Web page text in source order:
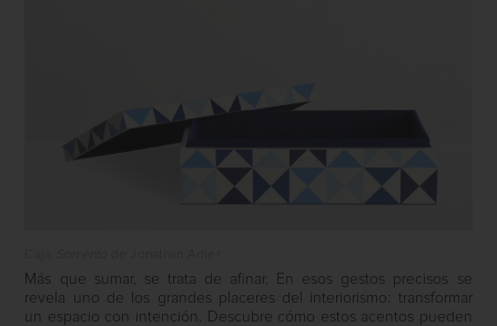
Más que sumar, se trata de afinar. En esos gestos precisos se
revela uno de los grandes placeres del interiorismo: transformar
un espacio con intención. Descubre cómo estos acentos pueden